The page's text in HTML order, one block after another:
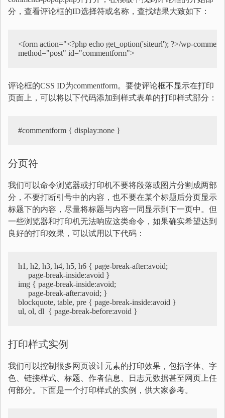
分，查看评论框的ID选择符或名称，查找结果大致如下：
<form action="<?php echo get_option('siteurl'); ?>/wp-
method="post" id="commentform">
评论框的CSS ID为commentform。要使评论框不显示在打印
页面上，可以将以下代码添加到样式表单的打印样式部分：
#commentform { display:none }
分页符
我们可以命令浏览器或打印机不要将段落或图片分割成两部
分，不要打断引号中的内容，也不要在某个标题后分页显示
标题下的内容，尽量将标题与内容一同显示到下一页中。但
一些浏览器和打印机无法响应这类命令，如果确实希望达到
良好的打印效果，可以试用以下代码：
h1, h2, h3, h4, h5, h6 { page-break-after:avoid;
     page-break-inside:avoid }
img { page-break-inside:avoid;
     page-break-after:avoid; }
blockquote, table, pre { page-break-inside:avoid }
打印样式实例
我们可以控制很多网页设计元素的打印效果，包括字体、字
色、链接样式、标题、作者信息、日志元数据甚至网页上任
何部分。下面是一个打印样式的实例，供大家参考。